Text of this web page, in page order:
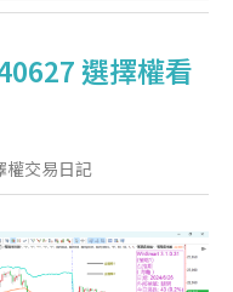
選擇權看
權交易日記